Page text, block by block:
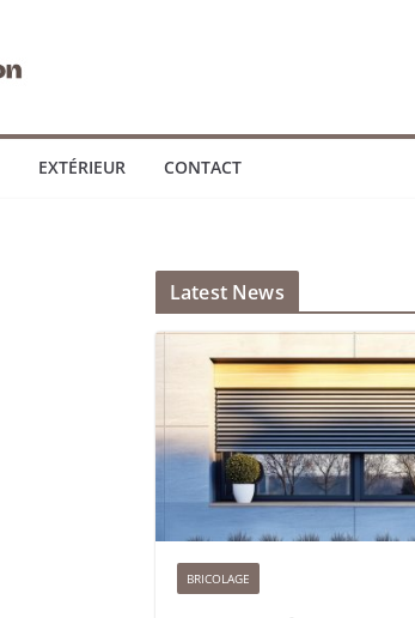
EXTÉRIEUR CONTACT
Latest News
BRICOLAGE